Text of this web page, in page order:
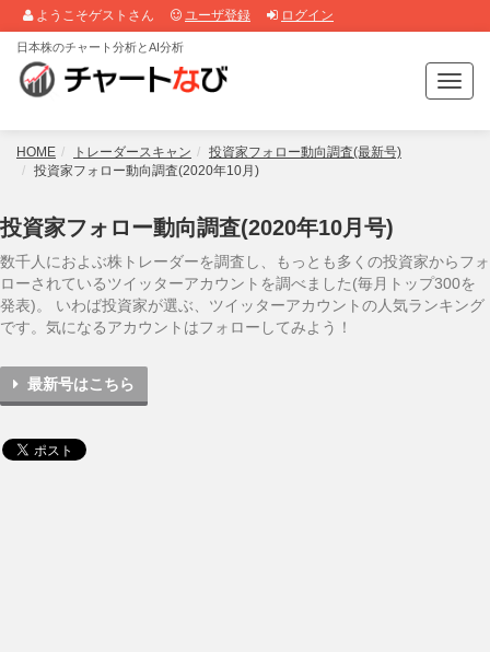
ようこそゲストさん ユーザ登録 ログイン
T
o
g
v
i
g
日本株のチャート分析とAI分析
HOME トレーダースキャン
投資家フォロー動向調査(最新号)
投資家フォロー動向調査(2020年10月)
投資家フォロー動向調査(2020年10月号)
数千人におよぶ株トレーダーを調査し、もっとも多くの投資家からフォ
ローされているツイッターアカウントを調べました(毎月トップ300を
発表)。 いわば投資家が選ぶ、ツイッターアカウントの人気ランキング
です。気になるアカウントはフォローしてみよう！
最新号はこちら